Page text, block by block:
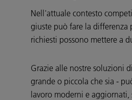
Nell'attuale contesto
giuste può fare la differenza
richiesti possono mettere a
Grazie alle nostre soluzioni
grande o piccola che sia -
lavoro moderni e